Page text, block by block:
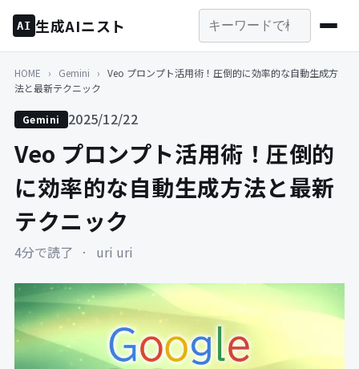
AI 生成AIニスト
HOME › Gemini › Veo プロンプト活用術！圧倒的に効率的な自動生成方
法と最新テクニック
Gemini 2025/12/22
Veo プロンプト活用術！圧倒的
に効率的な自動生成方法と最新
テクニック
4分で読了 · uri uri